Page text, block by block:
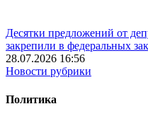
Десятки предложений от
закрепили в федеральных
28.07.2026 16:56
Новости рубрики
Политика